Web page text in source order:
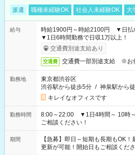
派遣 職種未経験OK 社会人未経験OK 大
給与
時給1900円～時給2100円 ▼日
▼1日6時間勤務で日収1万以上！
交通費別途支給あり
交通費 交通費一部別途支給 ※お
勤務地
東京都渋谷区
渋谷駅から徒歩5分 / 神泉駅から
キレイなオフィスです
勤務時間
8:00～22:00 ▼1日4時間～ 10時
ご相談ください！
期間
【急募】即日～短期も長期もOK
更新が可能！開始日もご相談くださ